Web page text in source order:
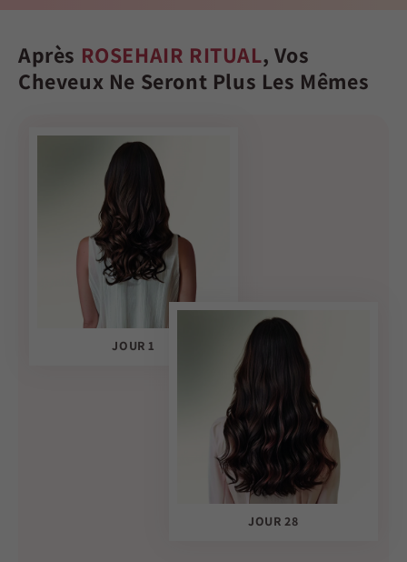
Après ROSEHAIR RITUAL, Vos
Cheveux Ne Seront Plus Les Mêmes
JOUR 1
JOUR 28